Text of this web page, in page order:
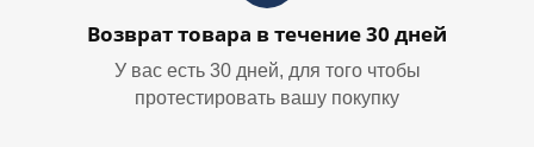
Возврат товара в течение 30 дней
У вас есть 30 дней, для того чтобы
протестировать вашу покупку